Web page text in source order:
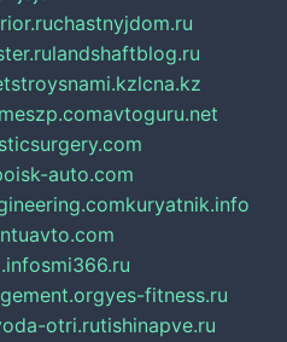
chastnyjdom.ru
landshaftblog.ru
stroysnami.kzlcna.kz
avtoguru.net
auto.com
kuryatnik.info
smi366.ru
yes-fitness.ru
otri.rutishinapve.ru